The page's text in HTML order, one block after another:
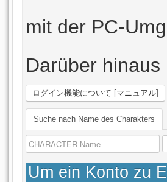
mit der PC-
Darüber
ログイン機能について [マニュアル]
Suche nach Name des Charakters
Um ein Konto zu